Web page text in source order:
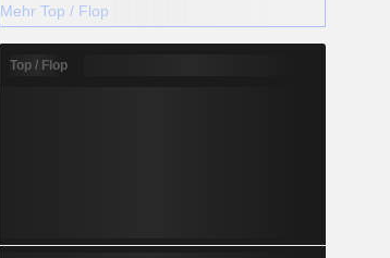
Mehr Top / Flop
Top / Flop